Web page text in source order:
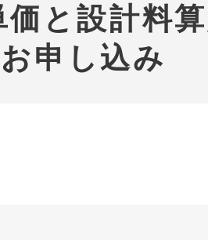
と設計料
お申し込み